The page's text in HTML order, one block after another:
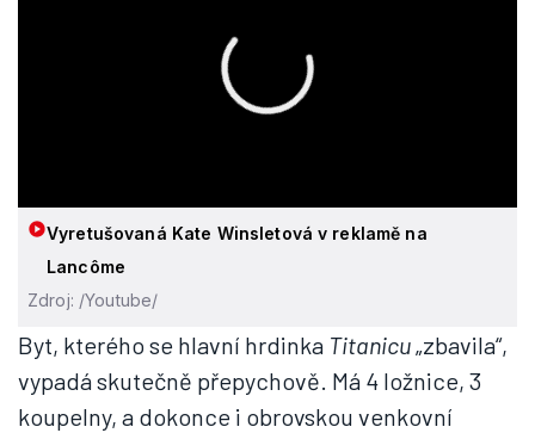
Vyretušovaná Kate Winsletová v reklamě na
Lancôme
Zdroj: /Youtube/
Byt, kterého se hlavní hrdinka Titanicu„zbavila“,
vypadá skutečně přepychově. Má 4 ložnice, 3
koupelny, a dokonce i obrovskou venkovní